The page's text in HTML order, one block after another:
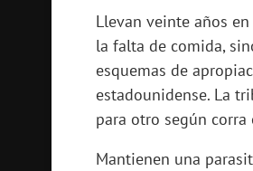
Llevan veinte años
la falta de comida,
esquemas de
estadounidense. La
para otro según corra
Mantienen una